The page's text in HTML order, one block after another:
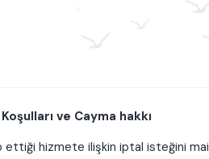
ve Cayma hakkı
hizmete ilişkin iptal isteğini mail